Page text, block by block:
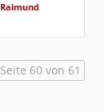
Raimund
Seite 60 von 61